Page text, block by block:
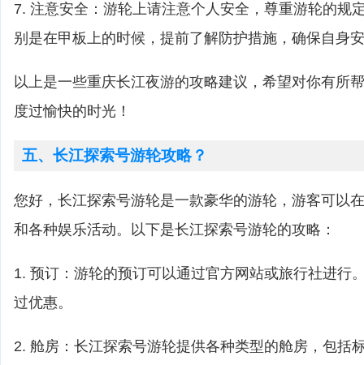
7. 注意安全：游轮上请注意个人安全，尊重游轮的规
别是在甲板上的时候，提前了解防护措施，确保自身
以上是一些重庆长江夜游的攻略建议，希望对你有所
度过愉快的时光！
五、长江探索号游轮攻略？
您好，长江探索号游轮是一款豪华的游轮，游客可以
和各种娱乐活动。以下是长江探索号游轮的攻略：
1. 预订：游轮的预订可以通过官方网站或旅行社进行
过优惠。
2. 舱房：长江探索号游轮提供各种类型的舱房，包括